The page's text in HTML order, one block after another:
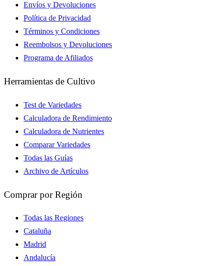
Envíos y Devoluciones
Política de Privacidad
Términos y Condiciones
Reembolsos y Devoluciones
Programa de Afiliados
Herramientas de Cultivo
Test de Variedades
Calculadora de Rendimiento
Calculadora de Nutrientes
Comparar Variedades
Todas las Guías
Archivo de Artículos
Comprar por Región
Todas las Regiones
Cataluña
Madrid
Andalucía